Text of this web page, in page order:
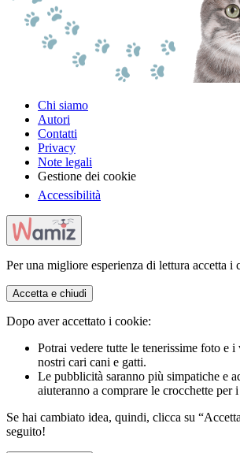
Chi siamo
Autori
Contatti
Privacy
Note legali
Gestione dei cookie
Accessibilità
Per una migliore esperienza di lettura accetta i
Accetta e chiudi
Dopo aver accettato i cookie:
Potrai vedere tutte le tenerissime foto e
nostri cari cani e gatti.
Le pubblicità saranno più simpatiche e
aiuteranno a comprare le crocchette per
Se hai cambiato idea, quindi, clicca su
seguito!